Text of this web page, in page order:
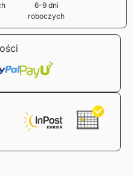
6-9 dni
roboczych